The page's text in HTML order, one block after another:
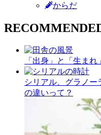
からだ
「出身」と「生まれ
シリアル、グラノー
の違いって？